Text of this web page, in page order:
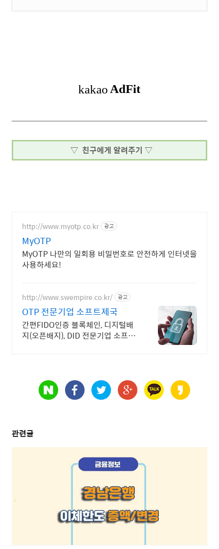
▽ 친구에게 알려주기 ▽
http://www.myotp.co.kr 광고
MyOTP
MyOTP 나만의 일회용 비밀번호로 안전하게 인터넷을
사용하세요!
http://www.swempire.co.kr/ 광고
OTP 전문기업 소프트제국
간편FIDO인증 블록체인, 디지털배
지(오픈배지), DID 전문기업 소프트
관련글